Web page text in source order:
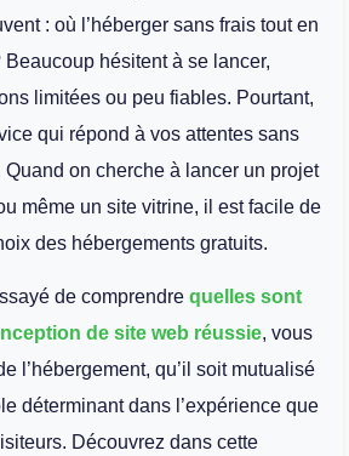
: où l’héberger sans frais tout en
Beaucoup hésitent à se lancer,
limitées ou peu fiables. Pourtant,
qui répond à vos attentes sans
Quand on cherche à lancer un projet
même un site vitrine, il est facile de
des hébergements gratuits.
de comprendre quelles sont
de site web réussie, vous
l’hébergement, qu’il soit mutualisé
déterminant dans l’expérience que
Découvrez dans cette